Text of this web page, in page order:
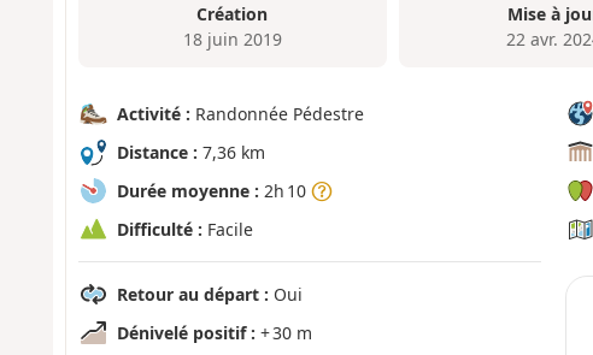
Création
18 juin 2019
Mise à
22 avr.
Activité : Randonnée Pédestre
Distance : 7,36 km
Durée moyenne : 2h 10
Difficulté : Facile
Retour au départ : Oui
Dénivelé positif : + 30 m